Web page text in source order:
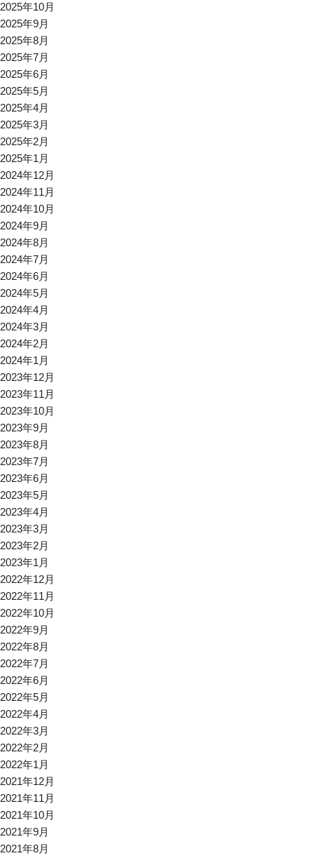
2025年10月
2025年9月
2025年8月
2025年7月
2025年6月
2025年5月
2025年4月
2025年3月
2025年2月
2025年1月
2024年12月
2024年11月
2024年10月
2024年9月
2024年8月
2024年7月
2024年6月
2024年5月
2024年4月
2024年3月
2024年2月
2024年1月
2023年12月
2023年11月
2023年10月
2023年9月
2023年8月
2023年7月
2023年6月
2023年5月
2023年4月
2023年3月
2023年2月
2023年1月
2022年12月
2022年11月
2022年10月
2022年9月
2022年8月
2022年7月
2022年6月
2022年5月
2022年4月
2022年3月
2022年2月
2022年1月
2021年12月
2021年11月
2021年10月
2021年9月
2021年8月